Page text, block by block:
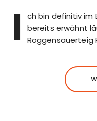
I
ch bin definitiv im
bereits erwähnt
Roggensauerteig